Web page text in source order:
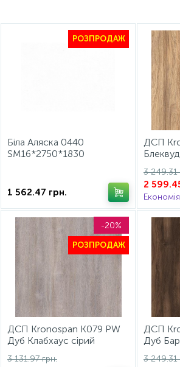
РОЗПРОДАЖ
Біла Аляска 0440
SM16*2750*1830
1 562.47 грн.
ДСП
2
3 249.31
-20%
РОЗПРОДАЖ
ДСП Kronospan К079 PW
Дуб Клабхаус сірий
3 131.97 грн.
ДСП
Дуб
3 249.31